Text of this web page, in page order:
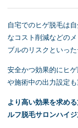
自宅でのヒゲ脱毛は
なコスト削減などの
ブルのリスクといっ
安全かつ効果的にヒ
や施術中の出力設定も
より高い効果を求め
ルフ脱毛サロンハイ